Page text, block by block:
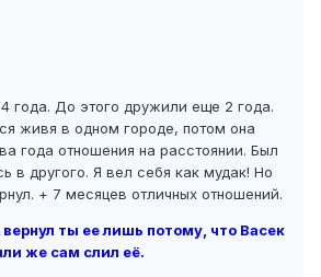
года. До этого дружили еще 2 года.
живя в одном городе, потом она
года отношения на расстоянии. Был
в другого. Я вел себя как мудак! Но
+ 7 месяцев отличных отношений.
ты ее лишь потому, что Васек
же сам слил её.